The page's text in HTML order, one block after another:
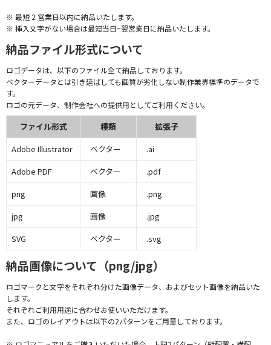
※ 最短 2 営業日以内に納品いたします。
※ 挿入文字がない場合は最短当日~翌営業日に納品いたします。
納品ファイル形式について
ロゴデータは、以下のファイル全て納品しております。
ベクターデータとは引き延ばしても画質が劣化しない制作業界標準のデータで
す。
ロゴの元データ、制作会社への提供用としてご利用ください。
ファイル形式 種類
拡張子
Adobe Illustrator
ベクター
.ai
Adobe PDF
ベクター
.pdf
png
画像
.png
jpg
画像
.jpg
SVG
ベクター .svg
納品画像について（png/jpg）
ロゴマークと文字をそれぞれ分けた画像データ、およびセット画像を納品いた
します。
それぞれご利用用途に合わせお使いいただけます。
また、ロゴのレイアウトは以下の2パターンをご用意しております。